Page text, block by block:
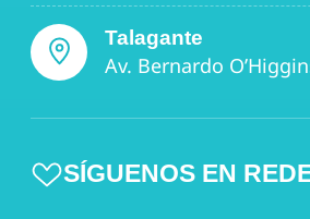
Talagante
Av. Bernardo
SÍGUENOS EN